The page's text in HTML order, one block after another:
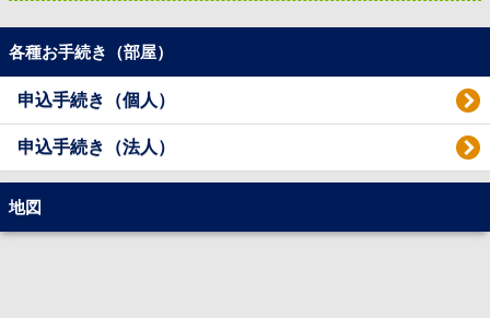
各種お手続き（部屋）
申込手続き（個人）
申込手続き（法人）
地図